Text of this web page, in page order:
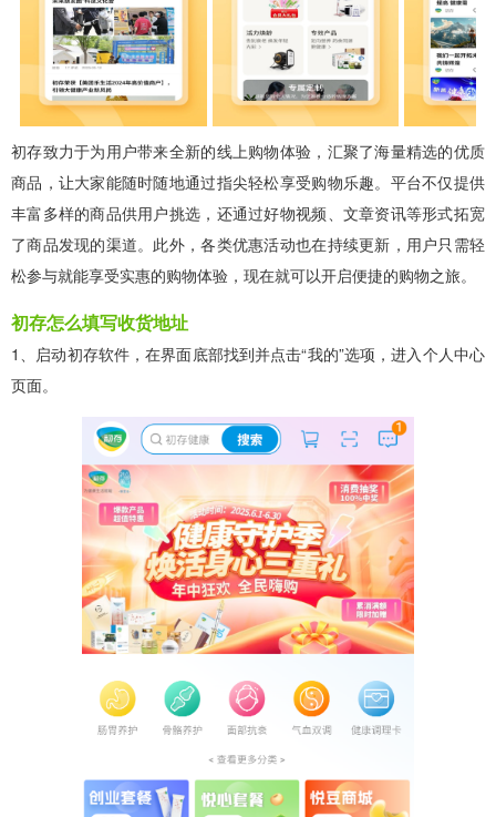
初存致力于为用户带来全新的线上购物体验，汇聚了海量精选的优质
商品，让大家能随时随地通过指尖轻松享受购物乐趣。平台不仅提供
丰富多样的商品供用户挑选，还通过好物视频、文章资讯等形式拓宽
了商品发现的渠道。此外，各类优惠活动也在持续更新，用户只需轻
松参与就能享受实惠的购物体验，现在就可以开启便捷的购物之旅。
初存怎么填写收货地址
1、启动初存软件，在界面底部找到并点击“我的”选项，进入个人中心
页面。